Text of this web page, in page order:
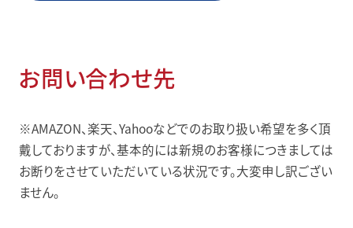
お問い合わせ先
※AMAZON、楽天、Yahooなどでのお取り扱い希望を多く頂
戴しておりますが、基本的には新規のお客様につきましては
お断りをさせていただいている状況です。大変申し訳ござい
ません。